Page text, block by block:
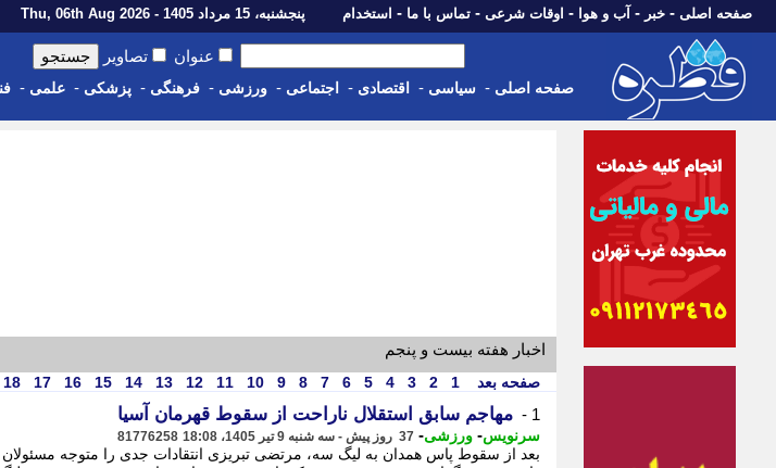
صفحه اصلی - خبر - آب و هوا - اوقات شرعی - تماس با ما - استخدام پنجشنبه، 15 مرداد 1405 - Thu, 06th Aug 2026
عنوان تصاویر
صفحه اصلی - سیاسی - اقتصادی - اجتماعی - ورزشی - فرهنگی - پزشکی - علمی -
اخبار هفته بیست و پنجم
صفحه بعد 1
2
3
4
5
6
7
8
9
10
11
12
13
14
15
16
17
18
1 - مهاجم سابق استقلال ناراحت از سقوط قهرمان آسیا
سرنویس- ورزشی- 37 روز پیش - سه شنبه 9 تیر 1405، 18:08 81776258
بعد از سقوط پاس همدان به لیگ سه، مرتضی تبریزی انتقادات جدی را متوجه